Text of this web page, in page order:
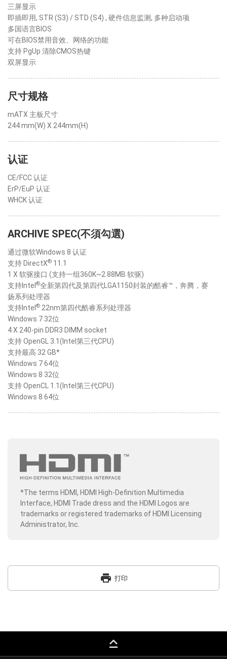
三屏显示
即插即用, STR (S3) / STD (S4) , 硬件信息监测, 多种启动项
多国语言BIOS
可在BIOS禁用音效、网络的功能
支持 PgUp 清除CMOS热键
双屏显示
尺寸规格
mATX 主板尺寸
244 mm(W) X 244mm(H)
认证
CE/FCC 认证
ErP/EuP 认证
WHCK 认证
ARCHIVE SPEC(不須勾選)
通过微软Windows 8 认证
支持 DirectX® 11.1
1 X 软驱接口 (支持一组360K~2.88MB 软驱)
支持Intel ®全新第四代及第四代LGA1150封装的酷睿™，奔腾，赛
扬系列处理器
支持Intel ® 22nm第四代酷睿系列处理器
Windows 7 32位
4 X 240-pin DDR3 DIMM socket
支持 OpenGL 3.1(Intel第三代CPU)
支持最高 32 GB*
Windows 7 64位
Windows 8 32位
支持 OpenCL 1.1(Intel第三代CPU)
Windows 8 64位
*The terms HDMI, HDMI High-Definition Multimedia
Interface, HDMI Trade dress and the HDMI Logos are
trademarks or registered trademarks of HDMI Licensing
Administrator, Inc.
print 打印
keyboard_capslock